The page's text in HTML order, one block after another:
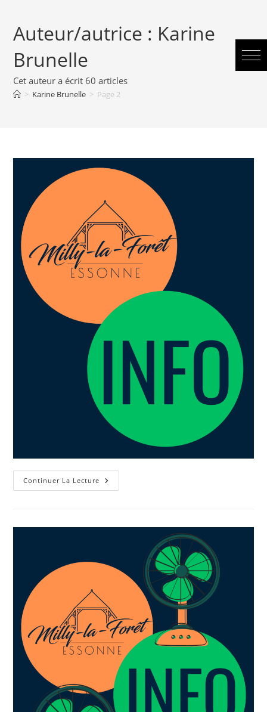
Auteur/autrice : Karine
Brunelle
Cet auteur a écrit 60 articles
> Karine Brunelle > Page 2
Continuer La Lecture